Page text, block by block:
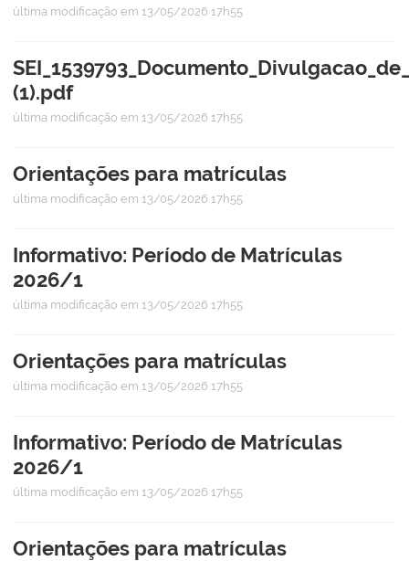
última modificação em 13/05/2026 17h55
(1).pdf
última modificação em 13/05/2026 17h55
Orientações para matrículas
última modificação em 13/05/2026 17h55
Informativo: Período de Matrículas
2026/1
última modificação em 13/05/2026 17h55
Orientações para matrículas
última modificação em 13/05/2026 17h55
Informativo: Período de Matrículas
2026/1
última modificação em 13/05/2026 17h55
Orientações para matrículas